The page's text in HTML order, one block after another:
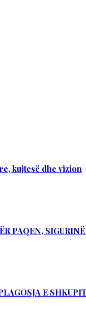
kujtesë dhe vizion
PAQEN,
E